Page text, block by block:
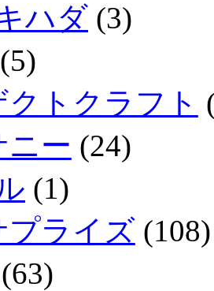
ハダ (3)
(5)
クトクラフト
ニー (24)
(1)
プライズ(108)
(63)